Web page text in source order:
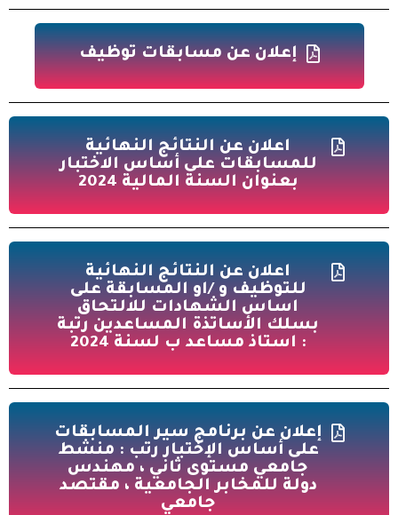
إعلان عن مسابقات توظيف
اعلان عن النتائج النهائية
للمسابقات على أساس الاختبار
بعنوان السنة المالية 2024
اعلان عن النتائج النهائية
للتوظيف و /او المسابقة على
اساس الشهادات للالتحاق
بسلك الأساتذة المساعدين رتبة
: استاذ مساعد ب لسنة 2024
إعلان عن برنامج سير المسابقات
على أساس الإختبار رتب : منشط
جامعي مستوى ثاني ، مهندس
دولة للمخابر الجامعية ، مقتصد
جامعي